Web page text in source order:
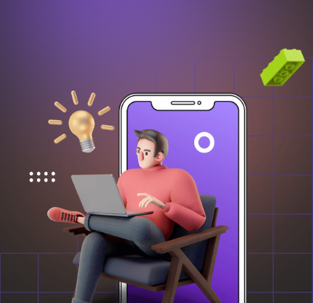
*Все иностранные термины и названия сервисов вы можете
найти с расшифровкой внизу страницы.
БЕСПЛАТНЫЕ
МЕРОПРИЯТИЯ